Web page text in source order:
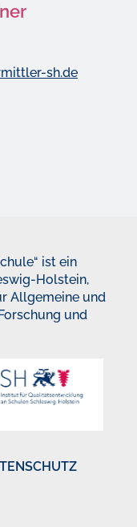
sh.de
ist ein
Holstein,
Allgemeine und
und